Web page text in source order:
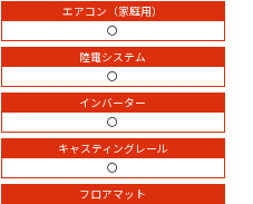
エアコン（家庭用）
〇
陸電システム
〇
インバーター
〇
キャスティングレール
〇
フロアマット